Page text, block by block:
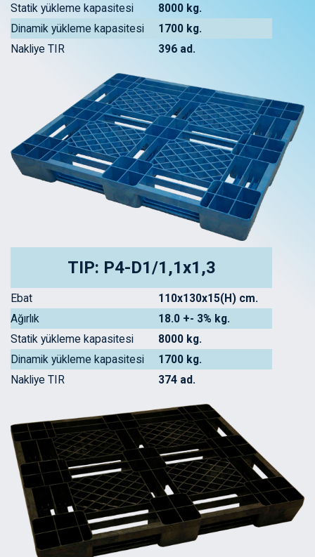
Statik yükleme kapasitesi
8000 kg.
Dinamik yükleme kapasitesi
1700 kg.
Nakliye TIR
396 ad.
TIP: P4-D1/1,1x1,3
Ebat
110x130x15(H) cm.
Ağırlık
18.0 +- 3% kg.
Statik yükleme kapasitesi
8000 kg.
Dinamik yükleme kapasitesi
1700 kg.
Nakliye TIR
374 ad.